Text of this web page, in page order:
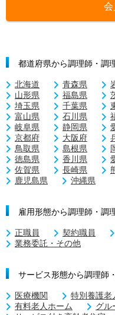
会
都道府県から調理師・調
北海道 青森県
山形県
福島県
埼玉県
千葉県
富山県
石川県
岐阜県
静岡県
京都府
大阪府
鳥取県
島根県
徳島県
香川県
佐賀県
長崎県
鹿児島県
沖縄県
雇用形態から調理師・調
正職員 契約職員
業務委託・その他
サービス形態から調理師
医療機関 特別養護老
有料老人ホーム
グル